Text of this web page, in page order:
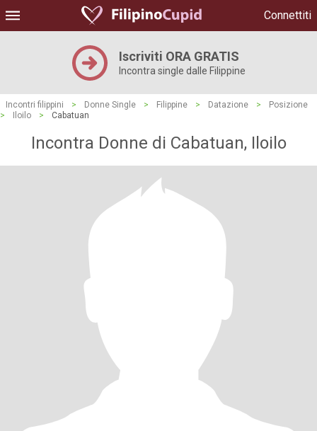
Connettiti
Iscriviti ORA GRATIS
Incontra single dalle Filippine
Incontri filippini > Donne Single > Filippine > Datazione >
Posizione
>
Iloilo > Cabatuan
Incontra Donne di Cabatuan, Iloilo